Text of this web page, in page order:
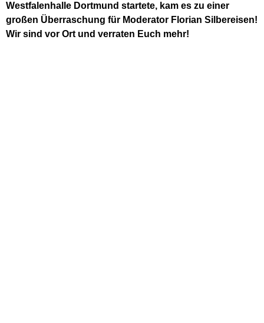
Westfalenhalle Dortmund startete, kam es zu einer
großen Überraschung für Moderator Florian Silbereisen!
Wir sind vor Ort und verraten Euch mehr!